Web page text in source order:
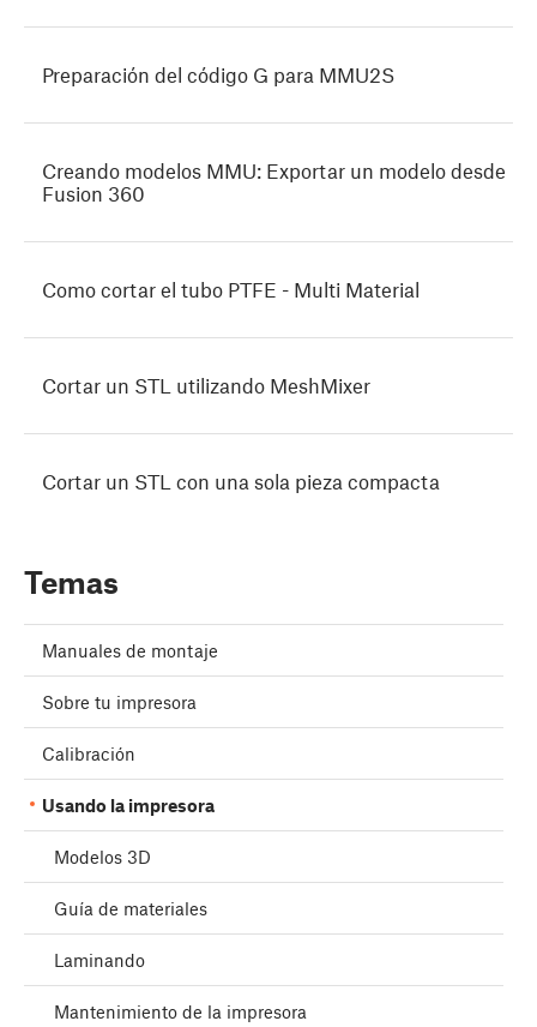
Preparación del código G para MMU2S
Creando modelos MMU: Exportar un modelo desde
Fusion 360
Como cortar el tubo PTFE - Multi Material
Cortar un STL utilizando MeshMixer
Cortar un STL con una sola pieza compacta
Temas
Manuales de montaje
Sobre tu impresora
Calibración
Usando la impresora
Modelos 3D
Guía de materiales
Laminando
Mantenimiento de la impresora